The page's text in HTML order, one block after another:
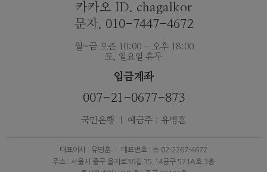
카카오 ID. chagalkor
문자. 010-7447-4672
월~금 오즌 10:00 - 오후 18:00
토, 일요일 휴무
입금계좌
007-21-0677-873
국민은행 ｜ 예금주 : 유병훈
대표이사 : 유병훈
대표번호 : ☏ 02-2267-4672
주소 : 서울시 중구 을지로36길 35,14공구 571A호 3층